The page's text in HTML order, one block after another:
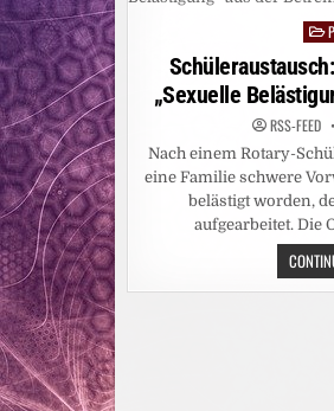
„Sexuelle
RSS-FEED
Nach einem Rotary-
eine Familie schwere
belästigt worden,
aufgearbeitet. Die